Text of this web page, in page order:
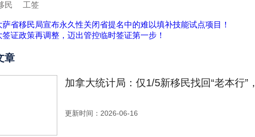
民 工签
萨省移民局宣布永久性关闭省提名中的难以填补技能试点项目！
签证政策再调整，迈出管控临时签证第一步！
章
加拿大统计局：仅1/5新移民找回“老本行”，
更新时间：2026-06-16